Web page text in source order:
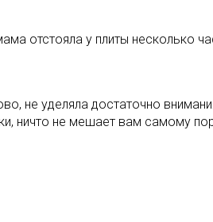
отстояла у плиты несколько
уделяла достаточно
ничто не мешает вам самому